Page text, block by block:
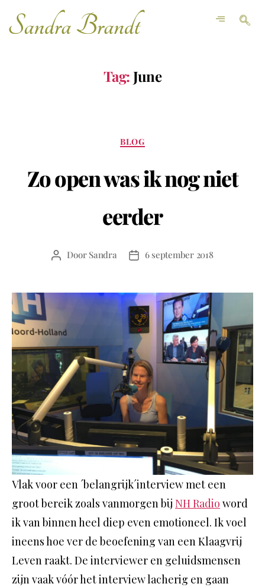
Tag:June
BLOG
Zo open was ik nog niet
eerder
Door Sandra 6 september 2018
Vlak voor een ´belangrijk´interview met een
groot bereik zoals vanmorgen bij NH Radio word
ik van binnen heel diep even emotioneel. Ik voel
ineens hoe ver de beoefening van een Klaagvrij
Leven raakt. De interviewer en geluidsmensen
zijn vaak vóór het interview lacherig en gaan